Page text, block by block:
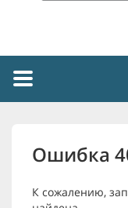
Toggle
Ошибка
К сожалению,